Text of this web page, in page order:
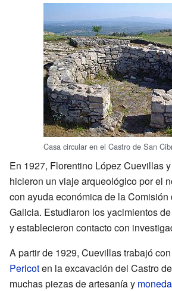
Casa circular en el Castro de San
En 1927, Florentino López Cuevillas
hicieron un viaje arqueológico por el
con ayuda económica de la Comisión
Galicia. Estudiaron los yacimientos
y establecieron contacto con
A partir de 1929, Cuevillas trabajó
Pericoten la excavación del Castro
muchas piezas de artesanía y